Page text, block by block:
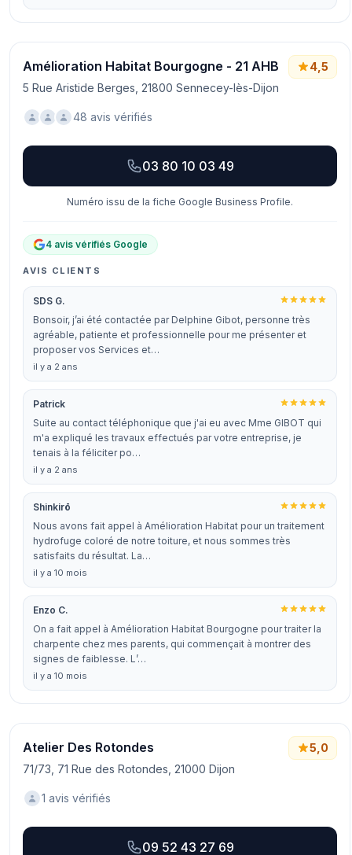
Amélioration Habitat Bourgogne - 21 AHB
5 Rue Aristide Berges, 21800 Sennecey-lès-Dijon
4,5
48 avis vérifiés
03 80 10 03 49
Numéro issu de la fiche Google Business Profile.
4 avis vérifiés Google
AVIS CLIENTS
SDS G.
Bonsoir, j’ai été contactée par Delphine Gibot, personne très
agréable, patiente et professionnelle pour me présenter et
proposer vos Services et…
il y a 2 ans
Patrick
Suite au contact téléphonique que j'ai eu avec Mme GIBOT qui
m'a expliqué les travaux effectués par votre entreprise, je
tenais à la féliciter po…
il y a 2 ans
Shinkirō
Nous avons fait appel à Amélioration Habitat pour un traitement
hydrofuge coloré de notre toiture, et nous sommes très
satisfaits du résultat. La…
il y a 10 mois
Enzo C.
On a fait appel à Amélioration Habitat Bourgogne pour traiter la
charpente chez mes parents, qui commençait à montrer des
signes de faiblesse. L’…
il y a 10 mois
Atelier Des Rotondes
71/73, 71 Rue des Rotondes, 21000 Dijon
5,0
1 avis vérifiés
09 52 43 27 69